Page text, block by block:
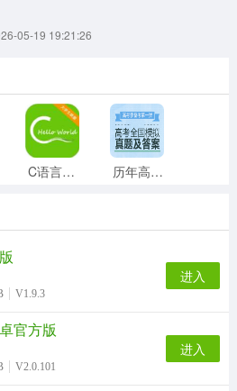
05-19 19:21:26
C语言学习宝典通用版 历年高考试题及答案合集安卓免费版
V1.9.3
进入
官方版
V2.0.101
进入